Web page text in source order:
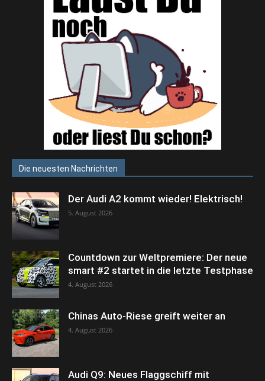
Die neuesten Nachrichten
Der Audi A2 kommt wieder! Elektrisch!
5. August 2026
Countdown zur Weltpremiere: Der neue
smart #2 startet in die letzte Testphase
4. August 2026
Chinas Auto-Riese greift weiter an
4. August 2026
Audi Q9: Neues Flaggschiff mit